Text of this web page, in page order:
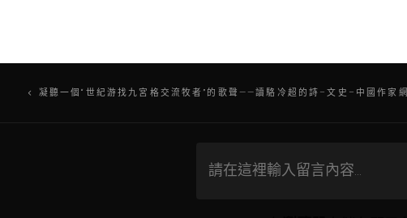
文凝聽一個“世紀游找九宮格交流牧者”的歌聲——讀駱冷超的詩–文史–中國作家網